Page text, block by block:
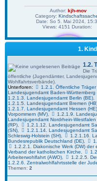
Author: kjh-mov
Category:
Date: So 5. Mai 2024,
Views: 4151 Duration:
Author:kjh-mov
Category:Vera Birkenbihl
Date: So 5. Mai 2024,
Views: 3971 Duration:
1.
1.2.
Die
öffentliche (Jugendämter,
Wohlfahrtsverbände).
Unterforen:
1.2.1. Öffentliche
Landesjugendamt Baden-Württemberg
1.2.1.3. Landesjugendamt Berlin (BE)
1.2.1.5. Landesjugendamt Bremen
1.2.1.7. Landesjugendamt Hessen (HE)
Vorpommern (MV)
1.2.1.9.
Landesjugendamt Nordrhein-Westfalen
(RP)
1.2.1.12. Landesjugendamt
(SN)
1.2.1.14. Landesjugendamt
Schleswig-Holstein (SH)
1.2.1.16.
Bundesrepublik Deutschland (DE)
1.2.2.1. Diakonische Werk (DW) der
Verband der katholischen Kirche
Arbeiterwohlfahrt (AWO)
1.2.2.5.
1.2.2.6. Zentralwohlfahrtsstelle der
Themen: 2